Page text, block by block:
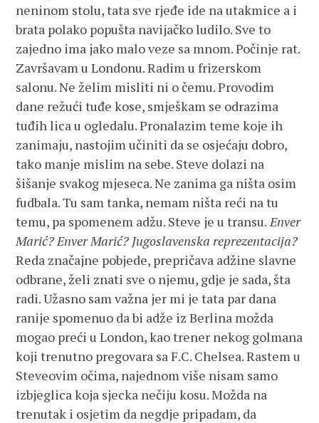
neninom stolu, tata sve rjeđe ide na utakmice a i
brata polako popušta navijačko ludilo. Sve to
zajedno ima jako malo veze sa mnom. Počinje rat.
Završavam u Londonu. Radim u frizerskom
salonu. Ne želim misliti ni o čemu. Provodim
dane režući tuđe kose, smješkam se odrazima
tuđih lica u ogledalu. Pronalazim teme koje ih
zanimaju, nastojim učiniti da se osjećaju dobro,
tako manje mislim na sebe. Steve dolazi na
šišanje svakog mjeseca. Ne zanima ga ništa osim
fudbala. Tu sam tanka, nemam ništa reći na tu
temu, pa spomenem adžu. Steve je u transu.Enver
Marić? Enver Marić? Jugoslavenska reprezentacija?
Reda značajne pobjede, prepričava adžine slavne
odbrane, želi znati sve o njemu, gdje je sada, šta
radi. Užasno sam važna jer mi je tata par dana
ranije spomenuo da bi adže iz Berlina možda
mogao preći u London, kao trener nekog golmana
koji trenutno pregovara sa F.C. Chelsea. Rastem u
Steveovim očima, najednom više nisam samo
izbjeglica koja sjecka nečiju kosu. Možda na
trenutak i osjetim da negdje pripadam, da